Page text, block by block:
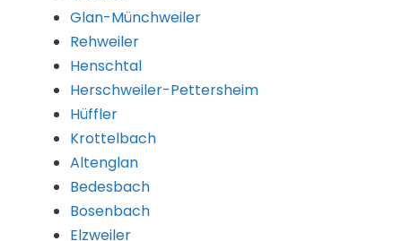
Glan-Münchweiler
Rehweiler
Henschtal
Herschweiler-Pettersheim
Hüffler
Krottelbach
Altenglan
Bedesbach
Bosenbach
Elzweiler